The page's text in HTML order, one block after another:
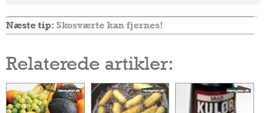
Næste tip: Skosværte kan fjernes!
Relaterede artikler: